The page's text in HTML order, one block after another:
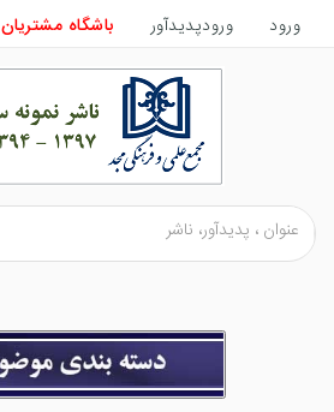
ورود ورودپدیدآور باشگاه مشتریان